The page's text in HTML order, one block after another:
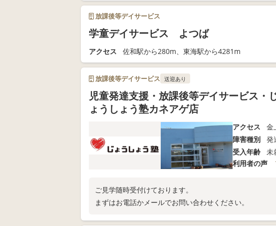
放課後等デイサービス
学童デイサービス よつば
アクセス 佐和駅から280m、東海駅から4281m
放課後等デイサービス 送迎あり
児童発達支援・放課後等デイサービス・
ょうしょう塾カネアゲ店
アクセス
金
障害種別
発
受入年齢
利用者の声
ご見学随時受付けております。
まずはお電話かメールでお問い合わせください。